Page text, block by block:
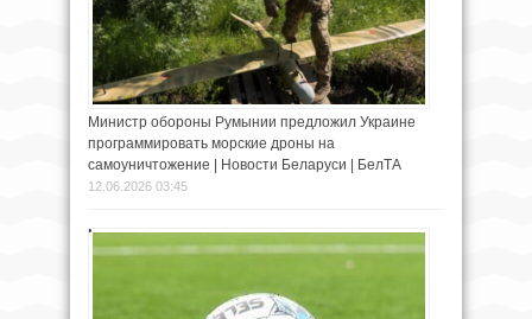
Министр обороны Румынии предложил Украине
программировать морские дроны на
самоуничтожение | Новости Беларуси | БелТА
12.06.2026 03:45